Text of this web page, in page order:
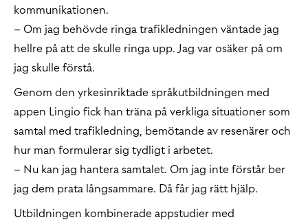
kommunikationen.
– Om jag behövde ringa trafikledningen väntade jag
hellre på att de skulle ringa upp. Jag var osäker på om
jag skulle förstå.
Genom den yrkesinriktade språkutbildningen med
appen Lingio fick han träna på verkliga situationer som
samtal med trafikledning, bemötande av resenärer och
hur man formulerar sig tydligt i arbetet.
– Nu kan jag hantera samtalet. Om jag inte förstår ber
jag dem prata långsammare. Då får jag rätt hjälp.
Utbildningen kombinerade appstudier med